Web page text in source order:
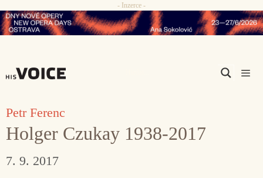
Přeskočit
na
- Inzerce -
Petr Ferenc
Holger Czukay 1938-2017
7. 9. 2017